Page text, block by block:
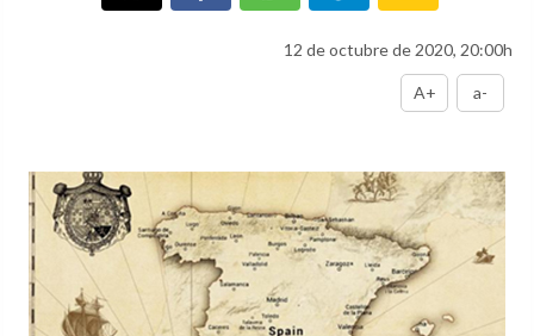
12 de octubre de 2020, 20:00h
A+ a-